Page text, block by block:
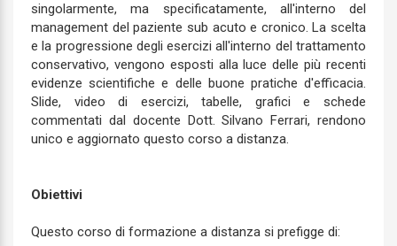
singolarmente, ma specificatamente, all'interno del
management del paziente sub acuto e cronico. La scelta
e la progressione degli esercizi all'interno del trattamento
conservativo, vengono esposti alla luce delle più recenti
evidenze scientifiche e delle buone pratiche d'efficacia.
Slide, video di esercizi, tabelle, grafici e schede
commentati dal docente Dott. Silvano Ferrari, rendono
unico e aggiornato questo corso a distanza.
Obiettivi
Questo corso di formazione a distanza si prefigge di: